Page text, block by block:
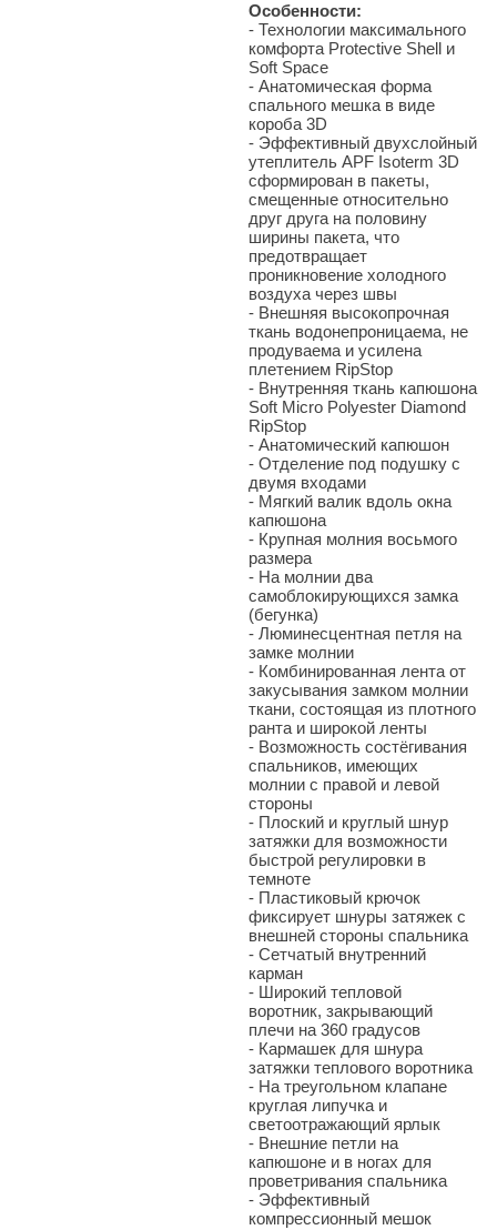
Особенности:
- Технологии максимального
комфорта Protective Shell и
Soft Space
- Анатомическая форма
спального мешка в виде
короба 3D
- Эффективный двухслойный
утеплитель APF Isoterm 3D
сформирован в пакеты,
смещенные относительно
друг друга на половину
ширины пакета, что
предотвращает
проникновение холодного
воздуха через швы
- Внешняя высокопрочная
ткань водонепроницаема, не
продуваема и усилена
плетением RipStop
- Внутренняя ткань капюшона
Soft Micro Polyester Diamond
RipStop
- Анатомический капюшон
- Отделение под подушку с
двумя входами
- Мягкий валик вдоль окна
капюшона
- Крупная молния восьмого
размера
- На молнии два
самоблокирующихся замка
(бегунка)
- Люминесцентная петля на
замке молнии
- Комбинированная лента от
закусывания замком молнии
ткани, состоящая из плотного
ранта и широкой ленты
- Возможность состёгивания
спальников, имеющих
молнии с правой и левой
стороны
- Плоский и круглый шнур
затяжки для возможности
быстрой регулировки в
темноте
- Пластиковый крючок
фиксирует шнуры затяжек с
внешней стороны спальника
- Сетчатый внутренний
карман
- Широкий тепловой
воротник, закрывающий
плечи на 360 градусов
- Кармашек для шнура
затяжки теплового воротника
- На треугольном клапане
круглая липучка и
светоотражающий ярлык
- Внешние петли на
капюшоне и в ногах для
проветривания спальника
- Эффективный
компрессионный мешок